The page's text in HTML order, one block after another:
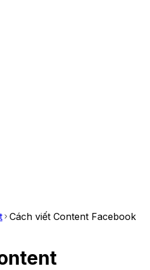
Cách viết Content Facebook